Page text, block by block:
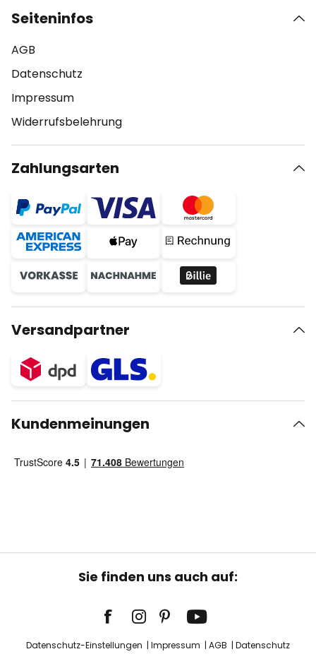
Seiteninfos
AGB
Datenschutz
Impressum
Widerrufsbelehrung
Zahlungsarten
Versandpartner
Kundenmeinungen
Sie finden uns auch auf:
Datenschutz-Einstellungen Impressum AGB Datenschutz